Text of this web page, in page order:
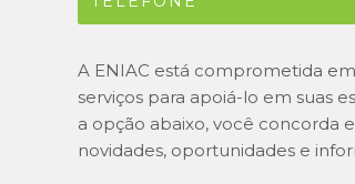
A ENIAC está comprometida
serviços para apoiá-lo em suas
a opção abaixo, você concorda
novidades, oportunidades e